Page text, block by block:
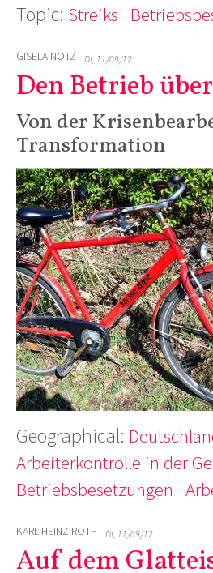
Topic: Streiks
GISELA NOTZ DI, 11/09/12
Den Betrieb
Von der
Transformation
Geographical:
Arbeiterkontrolle in der
Betriebsbesetzungen
KARL HEINZ ROTH DI, 11/09/12
Auf dem